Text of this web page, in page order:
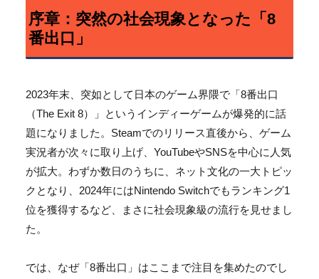
序章：突然の社会現象となった「8
番出口」
2023年末、突如として日本のゲーム界隈で「8番出口
（The Exit 8）」というインディーゲームが爆発的に話
題になりました。 Steamでのリリース直後から、 ゲーム
実況者が次々に取り上げ、 YouTubeやSNSを中心に人気
が拡大。 わずか数日のうちに、ネット文化の一大トピッ
クとなり、 2024年にはNintendo Switchでもランキング1
位を獲得するなど、
まさに社会現象級の流行を見せまし
た。
では、なぜ「8番出口」はここまで注目を集めたのでし